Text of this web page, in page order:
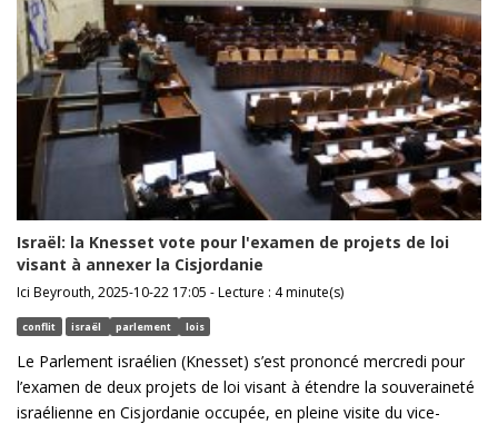
Israël: la Knesset vote pour l'examen de projets de loi
visant à annexer la Cisjordanie
Ici Beyrouth, 2025-10-22 17:05 - Lecture : 4 minute(s)
conflit israël parlement lois
Le Parlement israélien (Knesset) s’est prononcé mercredi pour
l’examen de deux projets de loi visant à étendre la souveraineté
israélienne en Cisjordanie occupée, en pleine visite du vice-